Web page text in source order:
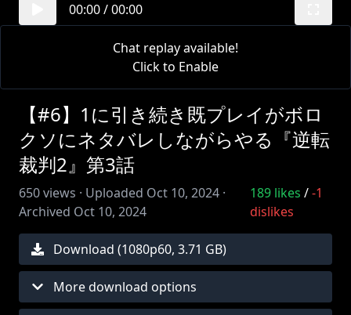
00:00/00:00
Chat replay available!
Click to Enable
【#6】1に引き続き既プレイがボロ
クソにネタバレしながらやる『逆転
裁判2』第3話
650views · Uploaded Oct 10, 2024 ·
Archived Oct 10, 2024
189 likes /-1
dislikes
Download (1080p60, 3.71 GB)
More download options